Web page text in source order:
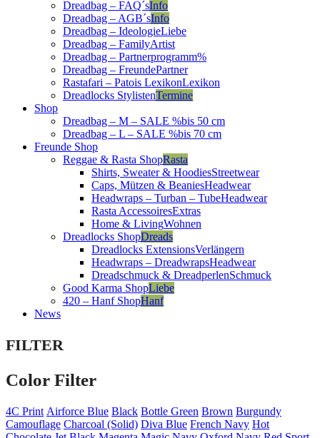
Dreadbag – FAQ´sInfo
Dreadbag – AGB´sInfo
Dreadbag – IdeologieLiebe
Dreadbag – FamilyArtist
Dreadbag – Partnerprogramm%
Dreadbag – FreundePartner
Rastafari – Patois LexikonLexikon
Dreadlocks StylistenTermine
Shop
Dreadbag – M – SALE %bis 50 cm
Dreadbag – L – SALE %bis 70 cm
Freunde Shop
Reggae & Rasta ShopRasta
Shirts, Sweater & HoodiesStreetwear
Caps, Mützen & BeaniesHeadwear
Headwraps – Turban – TubeHeadwear
Rasta AccessoiresExtras
Home & LivingWohnen
Dreadlocks ShopDreads
Dreadlocks ExtensionsVerlängern
Headwraps – DreadwrapsHeadwear
Dreadschmuck & DreadperlenSchmuck
Good Karma ShopLiebe
420 – Hanf ShopHanf
News
FILTER
Color Filter
4C Print Airforce Blue Black Bottle Green Brown Burgundy
Camouflage Charcoal (Solid) Diva Blue French Navy Hot